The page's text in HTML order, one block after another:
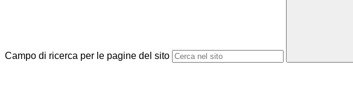
Campo di ricerca per le pagine del sito